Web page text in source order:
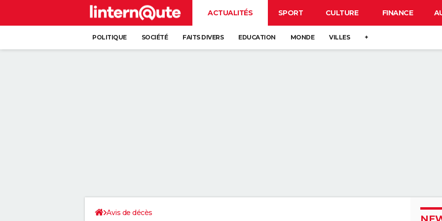
ACTUALITÉS SPORT CULTURE FINANCE
POLITIQUE SOCIÉTÉ FAITS DIVERS EDUCATION MONDE VILLES +
Avis de décès